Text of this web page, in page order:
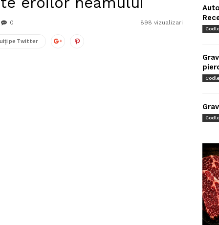
0 898 vizualizari
pe Twitter